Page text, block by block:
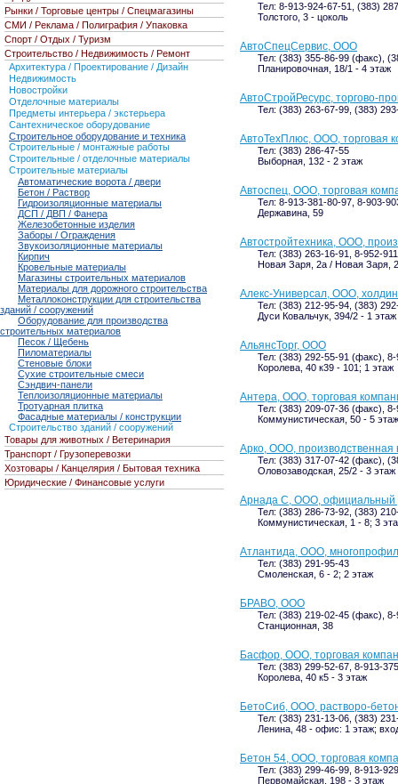
Тел: 8-913-924-67-51, (383)
Толстого, 3 - цоколь
АвтоСпецСервис, ООО
Тел: (383) 355-86-99 (факс),
Планировочная, 18/1 - 4 этаж
АвтоСтройРесурс, торгово-
Тел: (383) 263-67-99, (383)
АвтоТехПлюс, ООО, торговая
Тел: (383) 286-47-55
Выборная, 132 - 2 этаж
Автоспец, ООО, торговая
Тел: 8-913-381-80-97, 8-903-
Державина, 59
Автостройтехника, ООО,
Тел: (383) 263-16-91, 8-952-
Новая Заря, 2а / Новая Заря,
Алекс-Универсал, ООО,
Тел: (383) 212-95-94, (383)
Дуси Ковальчук, 394/2 - 1 этаж
АльянсТорг, ООО
Тел: (383) 292-55-91 (факс),
Королева, 40 к39 - 101; 1 этаж
Антера, ООО, торговая
Тел: (383) 209-07-36 (факс),
Коммунистическая, 50 - 5 этаж
Арко, ООО, производственная
Тел: (383) 317-07-42 (факс),
Оловозаводская, 25/2 - 3 этаж
Арнада С, ООО, официальный
Тел: (383) 286-73-92, (383)
Коммунистическая, 1 - 8; 3
Атлантида, ООО,
Тел: (383) 291-95-43
Смоленская, 6 - 2; 2 этаж
БРАВО, ООО
Тел: (383) 219-02-45 (факс),
Станционная, 38
Басфор, ООО, торговая
Тел: (383) 299-52-67, 8-913-
Королева, 40 к5 - 3 этаж
БетоСиб, ООО, растворо-
Тел: (383) 231-13-06, (383)
Ленина, 48 - офис: 1 этаж;
Бетон 54, ООО, торговая
Тел: (383) 299-46-99, 8-913-
Первомайская, 198 - 3 этаж
Рынки / Торговые центры / Спецмагазины
СМИ / Реклама / Полиграфия / Упаковка
Спорт / Отдых / Туризм
Строительство / Недвижимость / Ремонт
Архитектура / Проектирование / Дизайн
Недвижимость
Новостройки
Отделочные материалы
Предметы интерьера / экстерьера
Сантехническое оборудование
Строительное оборудование и техника
Строительные / монтажные работы
Строительные / отделочные материалы
Строительные материалы
Автоматические ворота / двери
Бетон / Раствор
Гидроизоляционные материалы
ДСП / ДВП / Фанера
Железобетонные изделия
Заборы / Ограждения
Звукоизоляционные материалы
Кирпич
Кровельные материалы
Магазины строительных материалов
Материалы для дорожного строительства
Металлоконструкции для строительства
зданий / сооружений
Оборудование для производства
строительных материалов
Песок / Щебень
Пиломатериалы
Стеновые блоки
Сухие строительные смеси
Сэндвич-панели
Теплоизоляционные материалы
Тротуарная плитка
Фасадные материалы / конструкции
Строительство зданий / сооружений
Товары для животных / Ветеринария
Транспорт / Грузоперевозки
Хозтовары / Канцелярия / Бытовая техника
Юридические / Финансовые услуги